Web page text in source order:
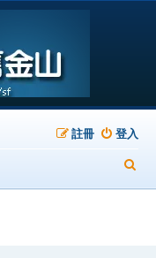
登入
註冊
尋